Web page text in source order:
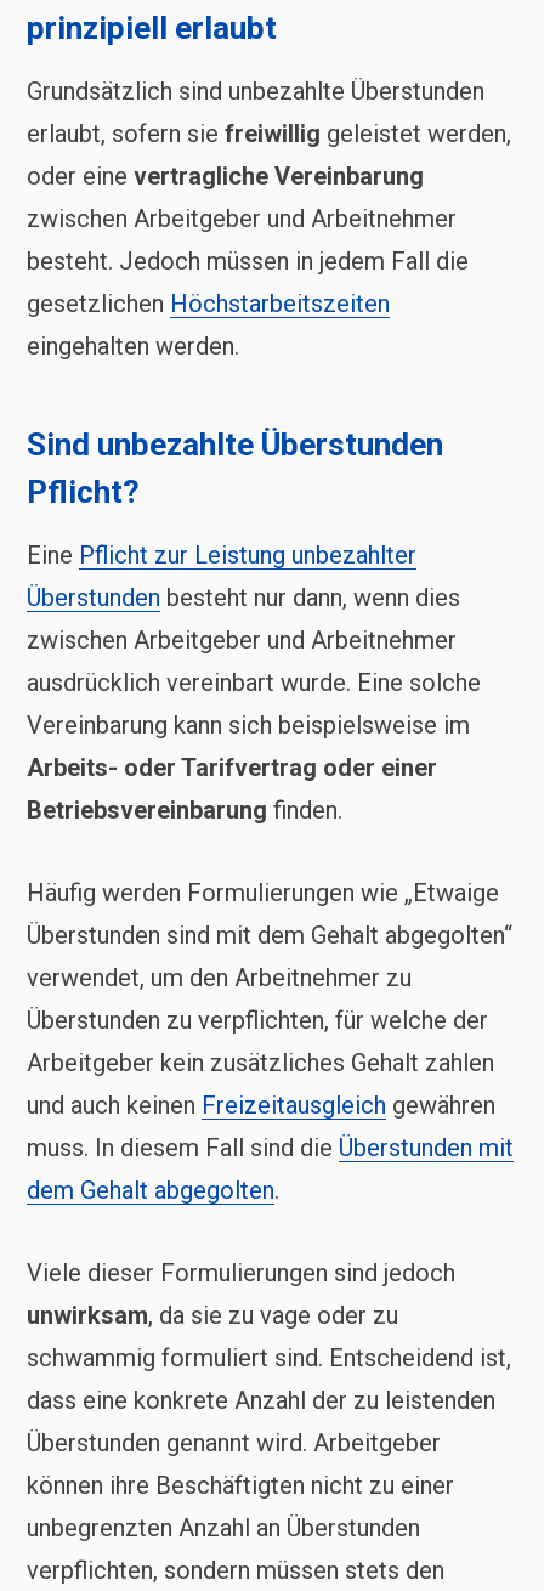
prinzipiell erlaubt
Grundsätzlich sind unbezahlte Überstunden
erlaubt, sofern sie freiwillig geleistet werden,
oder eine vertragliche Vereinbarung
zwischen Arbeitgeber und Arbeitnehmer
besteht. Jedoch müssen in jedem Fall die
gesetzlichen Höchstarbeitszeiten
eingehalten werden.
Sind unbezahlte Überstunden
Pflicht?
Eine Pflicht zur Leistung unbezahlter
Überstunden besteht nur dann, wenn dies
zwischen Arbeitgeber und Arbeitnehmer
ausdrücklich vereinbart wurde. Eine solche
Vereinbarung kann sich beispielsweise im
Arbeits- oder Tarifvertrag oder einer
Betriebsvereinbarung finden.
Häufig werden Formulierungen wie „Etwaige
Überstunden sind mit dem Gehalt abgegolten“
verwendet, um den Arbeitnehmer zu
Überstunden zu verpflichten, für welche der
Arbeitgeber kein zusätzliches Gehalt zahlen
und auch keinen Freizeitausgleich gewähren
muss. In diesem Fall sind die Überstunden mit
dem Gehalt abgegolten.
Viele dieser Formulierungen sind jedoch
unwirksam, da sie zu vage oder zu
schwammig formuliert sind. Entscheidend ist,
dass eine konkrete Anzahl der zu leistenden
Überstunden genannt wird. Arbeitgeber
können ihre Beschäftigten nicht zu einer
unbegrenzten Anzahl an Überstunden
verpflichten, sondern müssen stets den